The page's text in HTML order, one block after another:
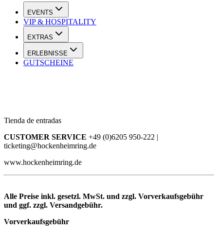
EVENTS
VIP & HOSPITALITY
EXTRAS
ERLEBNISSE
GUTSCHEINE
Tienda de entradas
CUSTOMER SERVICE +49 (0)6205 950-222 |
ticketing@hockenheimring.de
www.hockenheimring.de
Alle Preise inkl. gesetzl. MwSt. und zzgl. Vorverkaufsgebühr
und ggf. zzgl. Versandgebühr.
Vorverkaufsgebühr